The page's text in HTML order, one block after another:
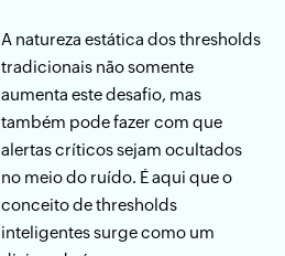
A natureza estática dos thresholds
tradicionais não somente
aumenta este desafio, mas
também pode fazer com que
alertas críticos sejam ocultados
no meio do ruído. É aqui que o
conceito de thresholds
inteligentes surge como um